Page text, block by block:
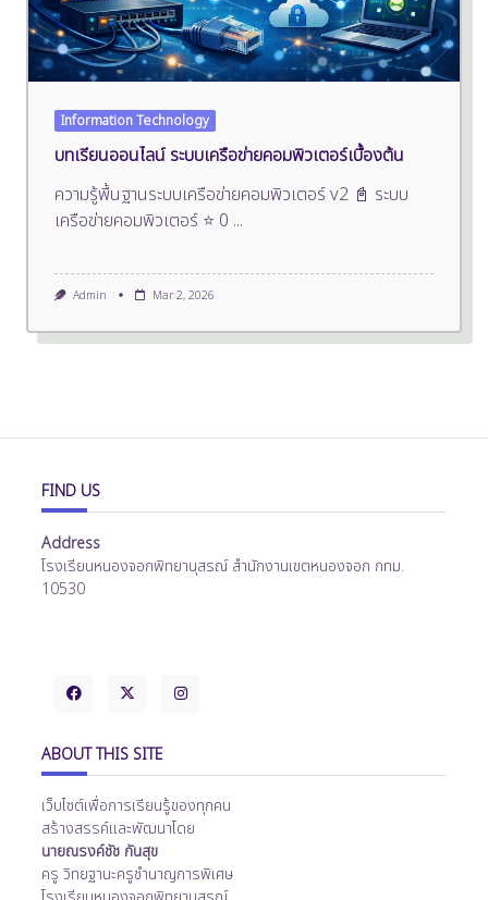
Information Technology
บทเรียนออนไลน์ ระบบเครือข่ายคอมพิวเตอร์เบื้องต้น
ความรู้พื้นฐานระบบเครือข่ายคอมพิวเตอร์ v2 📓 ระบบ
เครือข่ายคอมพิวเตอร์ ⭐ 0 ...
Admin Mar 2, 2026
FIND US
Address
โรงเรียนหนองจอกพิทยานุสรณ์ สำนักงานเขตหนองจอก กทม.
10530
ABOUT THIS SITE
เว็บไซต์เพื่อการเรียนรู้ของทุกคน
สร้างสรรค์และพัฒนาโดย
นายณรงค์ชัช กันสุข
ครู วิทยฐานะครูชำนาญการพิเศษ